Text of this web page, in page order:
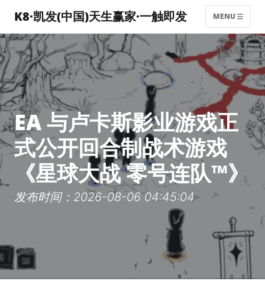
K8·凯发(中国)天生赢家·一触即发 MENU
EA 与卢卡斯影业游戏正
式公开回合制战术游戏
《星球大战 零号连队™》
发布时间：2026-08-06 04:45:04